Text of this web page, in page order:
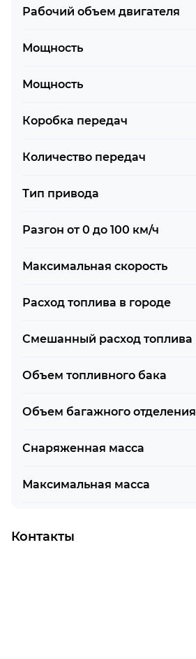
Рабочий объем двигателя
Мощность
Мощность
Коробка передач
Количество передач
Тип привода
Разгон от 0 до 100 км/ч
Максимальная скорость
Расход топлива в городе
Смешанный расход топлива
Объем топливного бака
Объем багажного отделения
Снаряженная масса
Максимальная масса
Контакты